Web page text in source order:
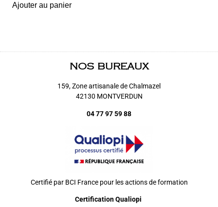
Ajouter au panier
NOS BUREAUX
159, Zone artisanale de Chalmazel
42130 MONTVERDUN
04 77 97 59 88
Certifié par BCI France pour les actions de formation
Certification Qualiopi